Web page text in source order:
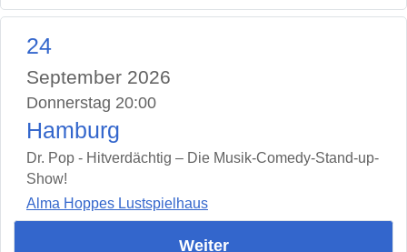
24
September 2026
Donnerstag 20:00
Hamburg
Dr. Pop - Hitverdächtig – Die Musik-Comedy-Stand-up-
Show!
Alma Hoppes Lustspielhaus
Weiter